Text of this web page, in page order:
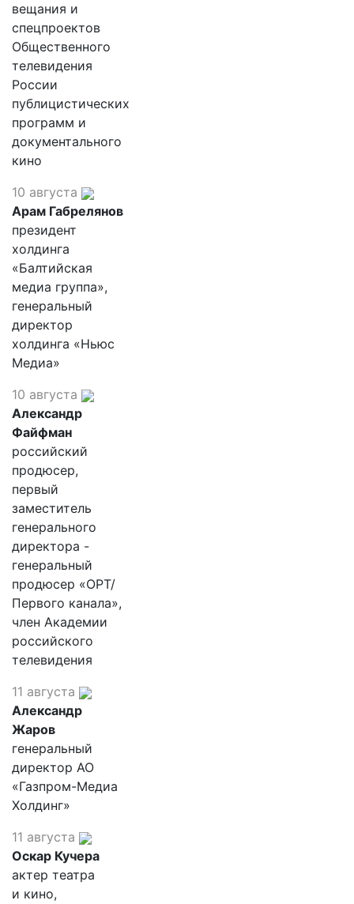
вещания и
спецпроектов
Общественного
телевидения
России
публицистических
программ и
документального
кино
10 августа
Арам Габрелянов
президент
холдинга
«Балтийская
медиа группа»,
генеральный
директор
холдинга «Ньюс
Медиа»
10 августа
Александр
Файфман
российский
продюсер,
первый
заместитель
генерального
директора -
генеральный
продюсер «ОРТ/
Первого канала»,
член Академии
российского
телевидения
11 августа
Александр
Жаров
генеральный
директор АО
«Газпром-Медиа
Холдинг»
11 августа
Оскар Кучера
актер театра
и кино,